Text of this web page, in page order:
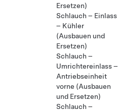
Ersetzen)
Schlauch – Einlass
– Kühler
(Ausbauen und
Ersetzen)
Schlauch –
Umrichtereinlass –
Antriebseinheit
vorne (Ausbauen
und Ersetzen)
Schlauch –